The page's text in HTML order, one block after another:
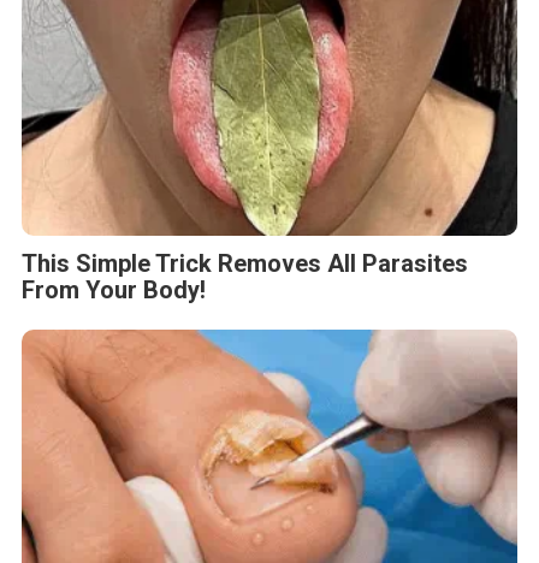
This Simple Trick Removes All Parasites
From Your Body!